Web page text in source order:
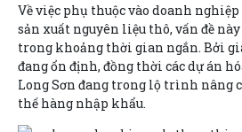
Về việc phụ thuộc vào doanh
sản xuất nguyên liệu thô, vấn đề
trong khoảng thời gian ngắn. Bởi
đang ổn định, đồng thời các dự án
Long Sơn đang trong lộ trình nâng
thế hàng nhập khẩu.